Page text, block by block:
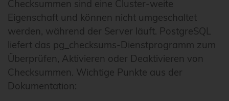
Checksummen sind eine Cluster-weite
Eigenschaft und können nicht umgeschaltet
werden, während der Server läuft. PostgreSQL
liefert das pg_checksums-Dienstprogramm zum
Überprüfen, Aktivieren oder Deaktivieren von
Checksummen. Wichtige Punkte aus der
Dokumentation: